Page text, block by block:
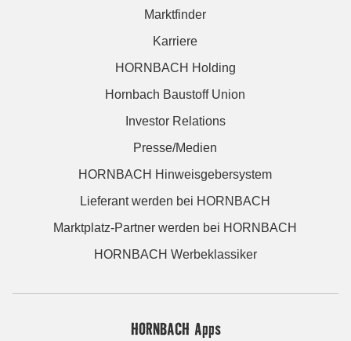
Marktfinder
Karriere
HORNBACH Holding
Hornbach Baustoff Union
Investor Relations
Presse/Medien
HORNBACH Hinweisgebersystem
Lieferant werden bei HORNBACH
Marktplatz-Partner werden bei HORNBACH
HORNBACH Werbeklassiker
HORNBACH Apps